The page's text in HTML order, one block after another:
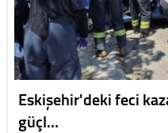
Eskişehir'deki feci
güçl…